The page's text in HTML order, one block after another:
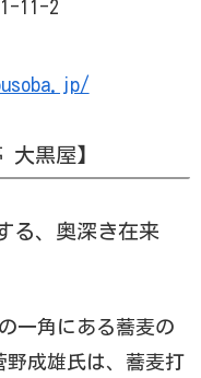
11-2
大黒屋】
る、奥深き在来
一角にある蕎麦の
成雄氏は、蕎麦打